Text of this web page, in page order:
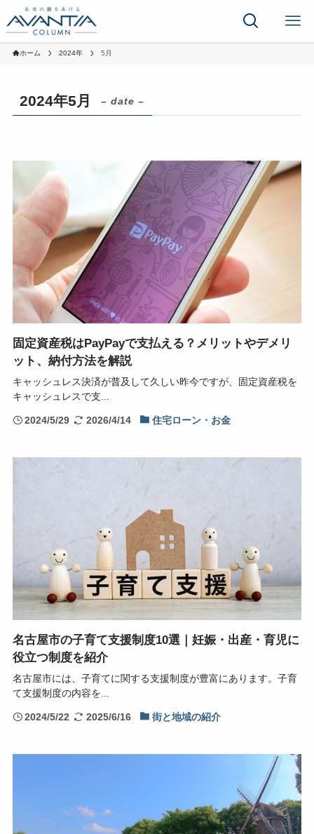
ホーム 2024年 5月
2024年5月 – date –
固定資産税はPayPayで支払える？メリットやデメリ
ット、納付方法を解説
キャッシュレス決済が普及して久しい昨今ですが、固定資産税を
キャッシュレスで支...
2024/5/29 2026/4/14 住宅ローン・お金
名古屋市の子育て支援制度10選｜妊娠・出産・育児に
役立つ制度を紹介
名古屋市には、子育てに関する支援制度が豊富にあります。子育
て支援制度の内容を...
2024/5/22 2025/6/16 街と地域の紹介